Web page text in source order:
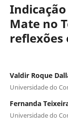
Mate no
reflexões
Valdir Roque
Universidade do
Fernanda
Universidade do